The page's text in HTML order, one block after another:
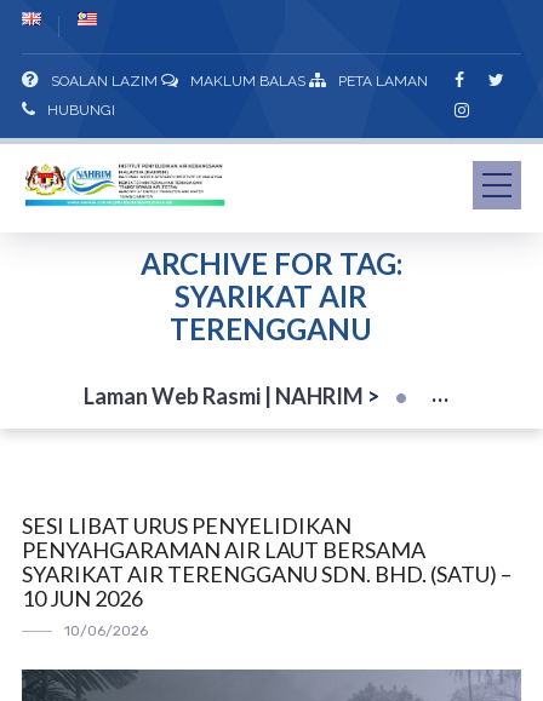
SOALAN LAZIM MAKLUM BALAS
PETA LAMAN
HUBUNGI
ARCHIVE FOR TAG:
SYARIKAT AIR
TERENGGANU
Laman Web Rasmi | NAHRIM >
SESI LIBAT URUS PENYELIDIKAN
PENYAHGARAMAN AIR LAUT BERSAMA
SYARIKAT AIR TERENGGANU SDN. BHD. (SATU) –
10 JUN 2026
10/06/2026